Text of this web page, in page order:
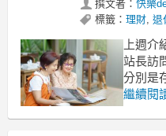
撰文者： 快樂
標籤： 理財, 退
上週介
站長訪
分別是
(正確來
繼續閱